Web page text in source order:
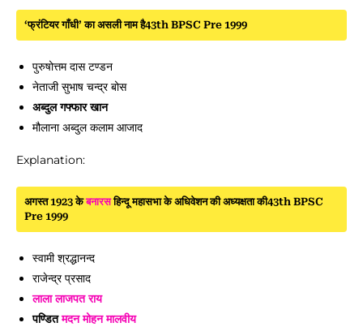
‘फ्रंटियर गाँधी’ का असली नाम है43th BPSC Pre 1999
पुरुषोत्तम दास टण्डन
नेताजी सुभाष चन्द्र बोस
अब्दुल गफ्फार खान
मौलाना अब्दुल कलाम आजाद
Explanation:
अगस्त 1923 केबनारसहिन्दू महासभा के अधिवेशन की अध्यक्षता की43th BPSC
Pre 1999
स्वामी श्रद्धानन्द
राजेन्द्र प्रसाद
लाला लाजपत राय
पण्डितमदन मोहन मालवीय